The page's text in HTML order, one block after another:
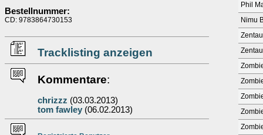
Bestellnummer:
CD: 9783864730153
Tracklisting anzeigen
Kommentare:
chrizzz (03.03.2013)
tom fawley (06.02.2013)
Phil
Nimu